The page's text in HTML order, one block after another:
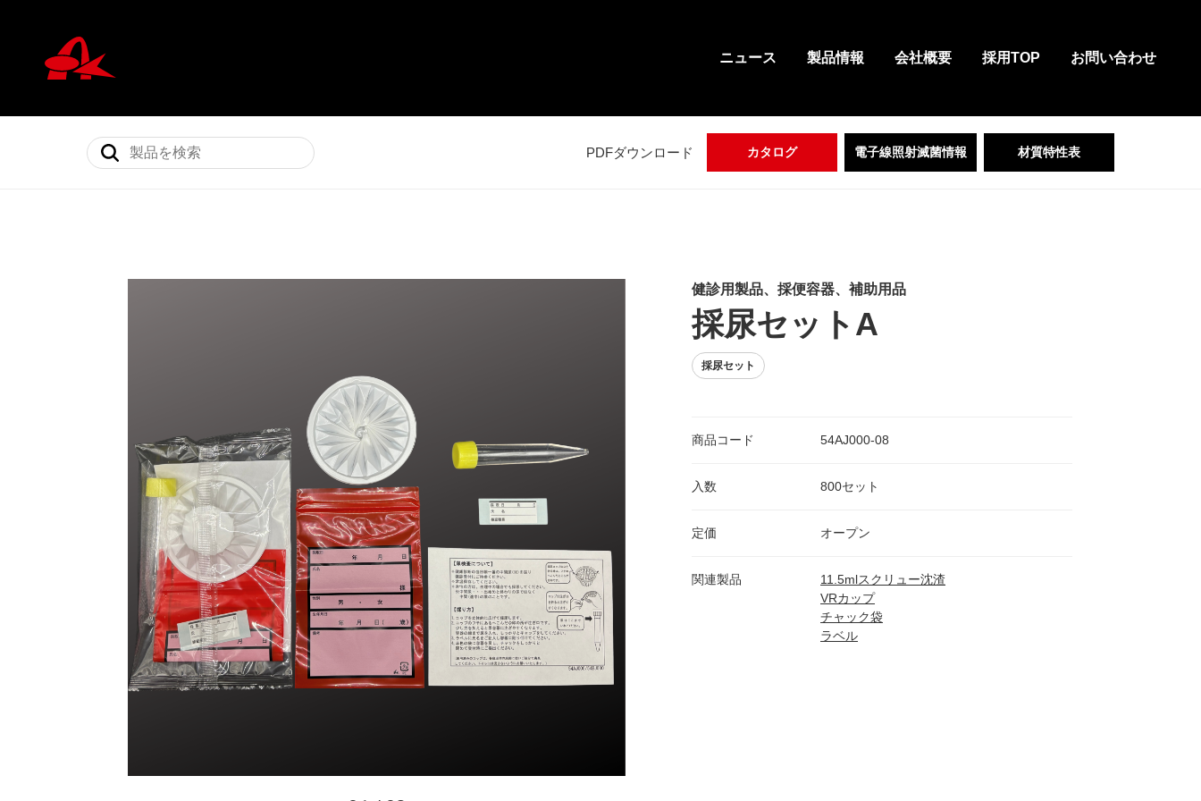
ニュース 製品情報 会社概要 採用TOP お問い合わせ
PDFダウンロード カタログ 電子線照射滅菌情報 材質特性表
健診用製品、採便容器、補助用品
採尿セットA
採尿セット
商品コード 54AJ000-08
入数 800セット
定価 オープン
関連製品
11.5mlスクリュー沈渣
VRカップ
チャック袋
ラベル